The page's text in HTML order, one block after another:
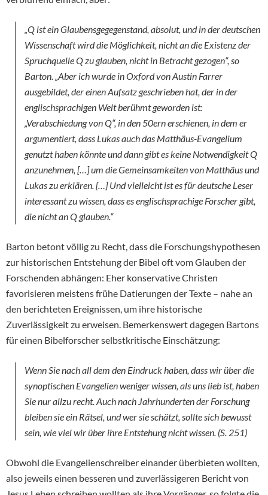
„Q ist ein Glaubensgegegenstand, absolut, und in der deutschen
Wissenschaft wird die Möglichkeit, nicht an die Existenz der
Spruchquelle Q zu glauben, nicht in Betracht gezogen“, so
Barton. „Aber ich wurde in Oxford von Austin Farrer
ausgebildet, der einen Aufsatz geschrieben hat, der in der
englischsprachigen Welt berühmt geworden ist:
„Verabschiedung von Q“, in den 50ern erschienen, in dem er
argumentiert, dass Lukas auch das Matthäus-Evangelium
genutzt haben könnte und dann gibt es keine Notwendigkeit Q
anzunehmen, […] um die Gemeinsamkeiten von Matthäus und
Lukas zu erklären. […] Und vielleicht ist es für deutsche Leser
interessant zu wissen, dass es englischsprachige Forscher gibt,
die nicht an Q glauben.“
Barton betont völlig zu Recht, dass die Forschungshypothesen
zur historischen Entstehung der Bibel oft vom Glauben der
Forschenden abhängen: Eher konservative Christen
favorisieren meistens frühe Datierungen der Texte – nahe an
den berichteten Ereignissen, um ihre historische
Zuverlässigkeit zu erweisen. Bemerkenswert dagegen Bartons
für einen Bibelforscher selbstkritische Einschätzung:
Wenn Sie nach all dem den Eindruck haben, dass wir über die
synoptischen Evangelien weniger wissen, als uns lieb ist, haben
Sie nur allzu recht. Auch nach Jahrhunderten der Forschung
bleiben sie ein Rätsel, und wer sie schätzt, sollte sich bewusst
sein, wie viel wir über ihre Entstehung nicht wissen. (S. 251)
Obwohl die Evangelienschreiber einander überbieten wollten,
also jeweils einen besseren und zuverlässigeren Bericht von